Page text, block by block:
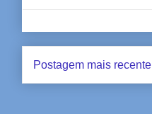
Postagem mais recente